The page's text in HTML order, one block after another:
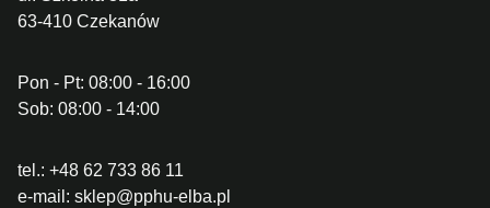
63-410 Czekanów
Pon - Pt: 08:00 - 16:00
Sob: 08:00 - 14:00
tel.: +48 62 733 86 11
e-mail: sklep@pphu-elba.pl